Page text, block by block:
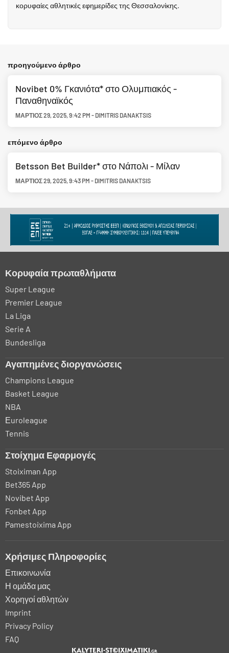
κορυφαίες αθλητικές εφημερίδες της Θεσσαλονίκης.
προηγούμενο άρθρο
Novibet 0% Γκανιότα* στο Ολυμπιακός -
Παναθηναϊκός
ΜΆΡΤΙΟΣ 29, 2025 9:42 PM - DIMITRIS DANAKTSIS
επόμενο άρθρο
Betsson Bet Builder* στο Νάπολι - Μίλαν
ΜΆΡΤΙΟΣ 29, 2025 9:43 PM - DIMITRIS DANAKTSIS
Κορυφαία πρωταθλήματα
Super League
Premier League
La Liga
Serie A
Bundesliga
Αγαπημένες διοργανώσεις
Champions League
Basket League
NBA
Εuroleague
Tennis
Στοίχημα Εφαρμογές
Stoiximan App
Bet365 App
Novibet App
Fonbet App
Pamestoixima App
Χρήσιμες Πληροφορίες
Επικοινωνία
Η ομάδα μας
Χορηγοί αθλητών
Imprint
Privacy Policy
FAQ